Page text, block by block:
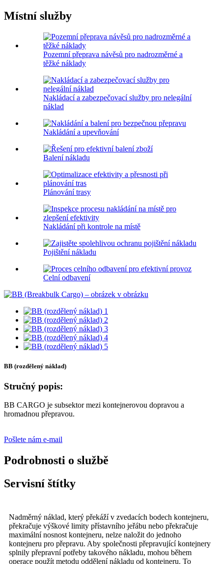
Místní služby
Pozemní přeprava návěsů pro nadrozměrné a
těžké náklady
Nakládací a zabezpečovací služby pro nelegální
náklad
Nakládání a upevňování
Balení nákladu
Plánování trasy
Nakládání při kontrole na místě
Pojištění nákladu
Celní odbavení
BB (rozdělený náklad)
Stručný popis:
BB CARGO je subsektor mezi kontejnerovou dopravou a
hromadnou přepravou.
Pošlete nám e-mail
Podrobnosti o službě
Servisní štítky
Nadměrný náklad, který překáží v zvedacích bodech kontejneru,
překračuje výškové limity přístavního jeřábu nebo překračuje
maximální nosnost kontejneru, nelze naložit do jednoho
kontejneru pro přepravu. Aby společnosti přepravující kontejnery
splnily přepravní potřeby takového nákladu, mohou během
operace použít metodu oddělení nákladu od kontejneru. To